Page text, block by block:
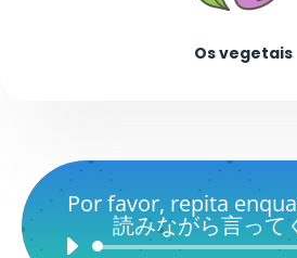
Os vegetais
Por favor, repita
読みながら言って
Audio